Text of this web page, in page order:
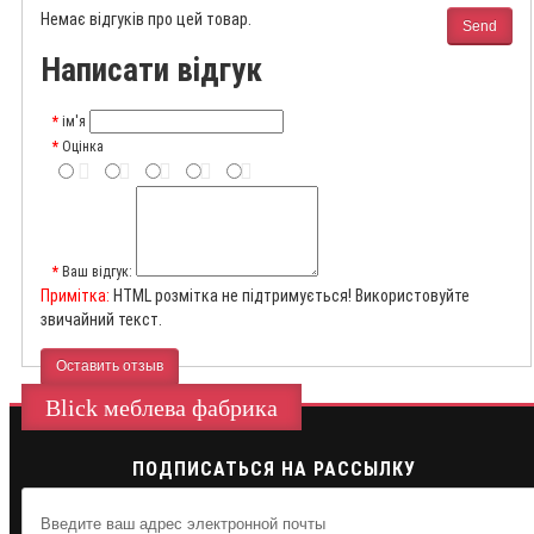
Send
Немає відгуків про цей товар.
Написати відгук
ім'я
Оцінка
Ваш відгук:
Примітка: HTML розмітка не підтримується! Використовуйте
звичайний текст.
Оставить отзыв
Blick меблева фабрика
ПОДПИСАТЬСЯ НА РАССЫЛКУ